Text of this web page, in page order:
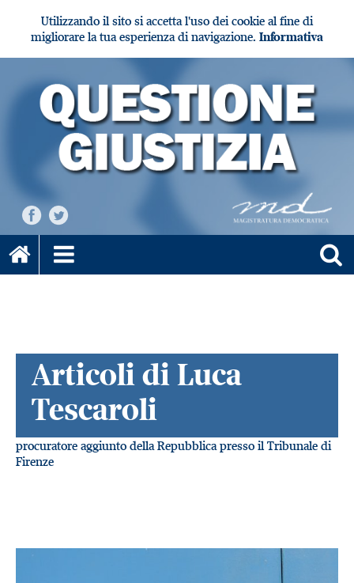
Utilizzando il sito si accetta l'uso dei cookie al fine di
migliorare la tua esperienza di navigazione. Informativa
Articoli di Luca
Tescaroli
procuratore aggiunto della Repubblica presso il Tribunale di
Firenze